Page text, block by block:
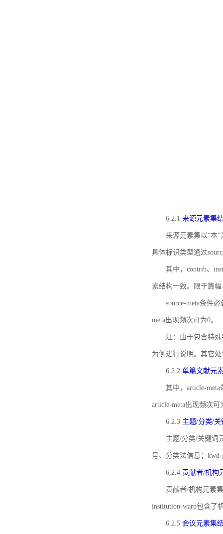
6.2.1 来源元素集
来源元素集以“本
具体标识类型通过
其中，contrib、
素结构一致。限于篇
source-meta条件
meta出现频次可为0。
注：由于包含特殊
为例进行说明。其它
6.2.2 单篇文献元
其中，article-
article-meta出现频次可
6.2.3 主题/分类/
主题/分类/关键词
号、分类法信息；
6.2.4 贡献者/机构
贡献者/机构元素
institution-warp包含了
6.2.5 会议元素集